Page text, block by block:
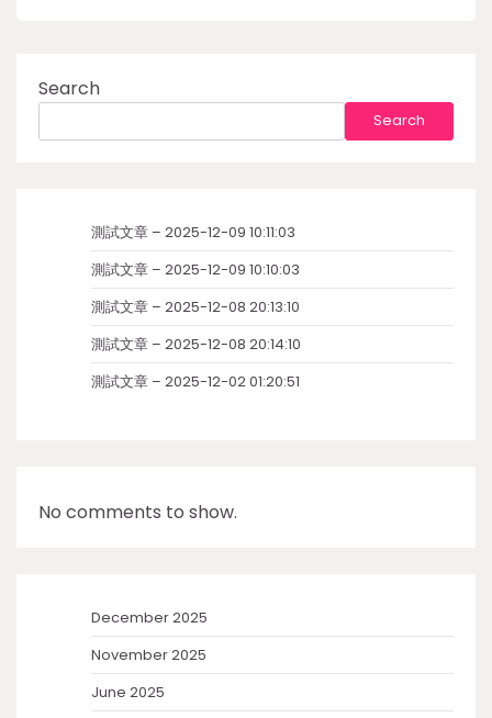
Search
Search
測試文章 – 2025-12-09 10:11:03
測試文章 – 2025-12-09 10:10:03
測試文章 – 2025-12-08 20:13:10
測試文章 – 2025-12-08 20:14:10
測試文章 – 2025-12-02 01:20:51
No comments to show.
December 2025
November 2025
June 2025